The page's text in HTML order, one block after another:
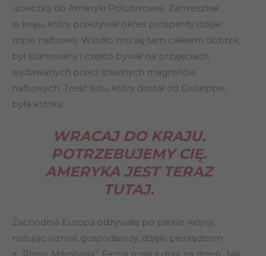
ucieczką do Ameryki Południowej. Zamieszkał
w kraju, który przeżywał okres prosperity dzięki
ropie naftowej. Wiodło mu się tam całkiem dobrze,
był szanowany i często bywał na przyjęciach
wydawanych przez lokalnych magnatów
naftowych. Treść listu, który dostał od Giuseppe,
była krótka:
WRACAJ DO KRAJU.
POTRZEBUJEMY CIĘ.
AMERYKA JEST TERAZ
TUTAJ.
Zachodnia Europa odżywała po piekle wojny,
notując wzrost gospodarczy, dzięki pieniądzom